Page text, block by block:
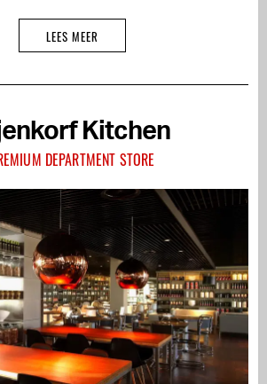
LEES MEER
Kitchen
DEPARTMENT STORE